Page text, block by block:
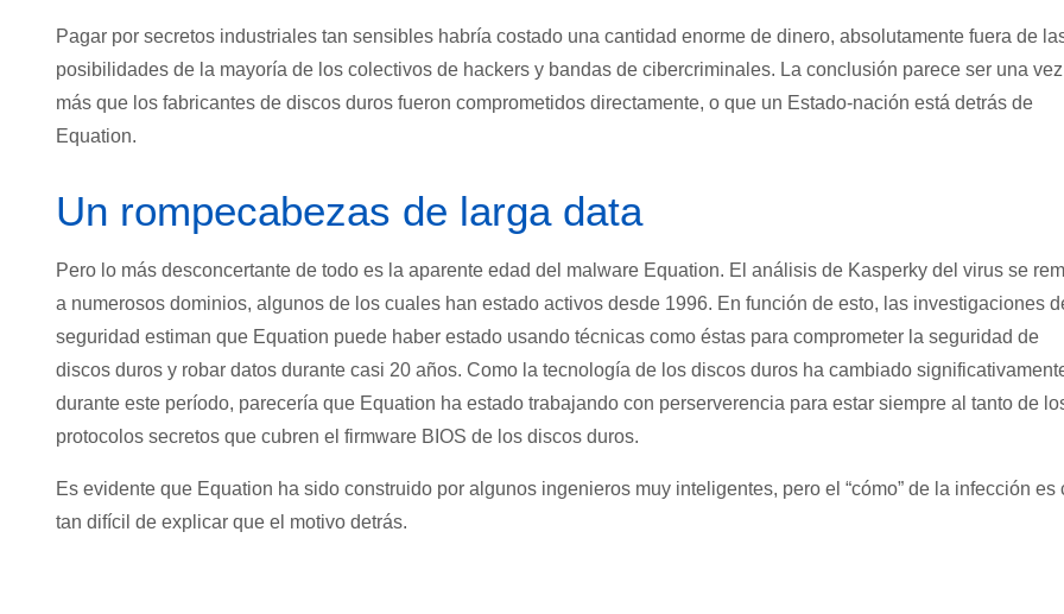
Pagar por secretos industriales tan sensibles habría costado una cantidad enorme de dinero, absolutamente fuera de
posibilidades de la mayoría de los colectivos de hackers y bandas de cibercriminales. La conclusión parece ser una vez
más que los fabricantes de discos duros fueron comprometidos directamente, o que un Estado-nación está detrás de
Equation.
Un rompecabezas de larga data
Pero lo más desconcertante de todo es la aparente edad del malware Equation. El análisis de Kasperky del virus se
a numerosos dominios, algunos de los cuales han estado activos desde 1996. En función de esto, las investigaciones
seguridad estiman que Equation puede haber estado usando técnicas como éstas para comprometer la seguridad de
discos duros y robar datos durante casi 20 años. Como la tecnología de los discos duros ha cambiado
durante este período, parecería que Equation ha estado trabajando con perserverencia para estar siempre al tanto de
protocolos secretos que cubren el firmware BIOS de los discos duros.
Es evidente que Equation ha sido construido por algunos ingenieros muy inteligentes, pero el “cómo” de la infección es
tan difícil de explicar que el motivo detrás.